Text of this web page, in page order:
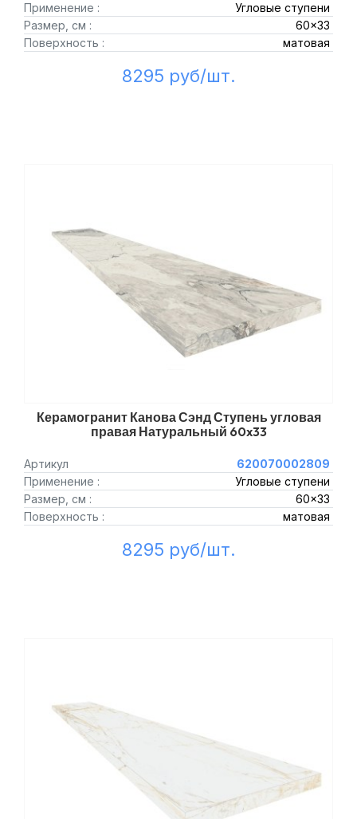
Применение :
Угловые ступени
Размер, см :
60x33
Поверхность :
матовая
8295 руб/шт.
Керамогранит Канова Сэнд Ступень угловая
правая Натуральный 60x33
Артикул
620070002809
Применение :
Угловые ступени
Размер, см :
60x33
Поверхность :
матовая
8295 руб/шт.